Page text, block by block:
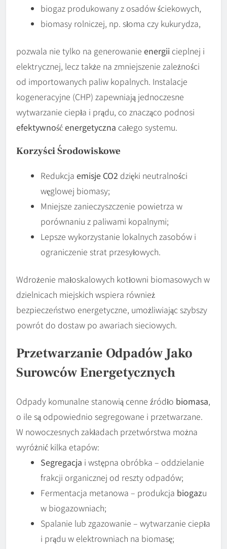
biogaz produkowany z osadów ściekowych,
biomasy rolniczej, np. słoma czy kukurydza,
pozwala nie tylko na generowanie energii cieplnej i
elektrycznej, lecz także na zmniejszenie zależności
od importowanych paliw kopalnych. Instalacje
kogeneracyjne (CHP) zapewniają jednoczesne
wytwarzanie ciepła i prądu, co znacząco podnosi
efektywność energetyczna całego systemu.
Korzyści Środowiskowe
Redukcja emisje CO2 dzięki neutralności
węglowej biomasy;
Mniejsze zanieczyszczenie powietrza w
porównaniu z paliwami kopalnymi;
Lepsze wykorzystanie lokalnych zasobów i
ograniczenie strat przesyłowych.
Wdrożenie małoskalowych kotłowni biomasowych w
dzielnicach miejskich wspiera również
bezpieczeństwo energetyczne, umożliwiając szybszy
powrót do dostaw po awariach sieciowych.
Przetwarzanie Odpadów Jako
Surowców Energetycznych
Odpady komunalne stanowią cenne źródło biomasa,
o ile są odpowiednio segregowane i przetwarzane.
W nowoczesnych zakładach przetwórstwa można
wyróżnić kilka etapów:
Segregacja i wstępna obróbka – oddzielanie
frakcji organicznej od reszty odpadów;
Fermentacja metanowa – produkcja biogazu
w biogazowniach;
Spalanie lub zgazowanie – wytwarzanie ciepła
i prądu w elektrowniach na biomasę;